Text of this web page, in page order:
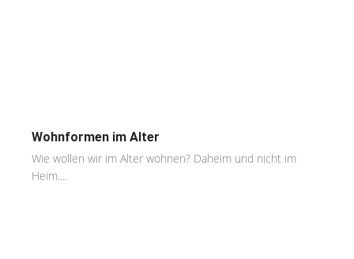
Wohnformen im Alter
Wie wollen wir im Alter wohnen? Daheim und nicht im
Heim....